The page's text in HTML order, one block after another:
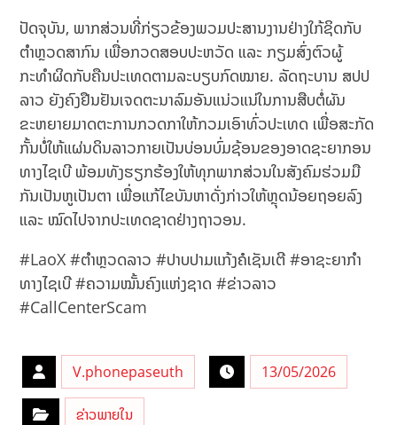
ປັດຈຸບັນ, ພາກສ່ວນທີ່ກ່ຽວຂ້ອງພວມປະສານງານຢ່າງໃກ້ຊິດກັບ
ຕຳຫຼວດສາກົນ ເພື່ອກວດສອບປະຫວັດ ແລະ ກຽມສົ່ງຕົວຜູ້
ກະທຳຜິດກັບຄືນປະເທດຕາມລະບຽບກົດໝາຍ. ລັດຖະບານ ສປປ
ລາວ ຍັງຄົງຢືນຢັນເຈດຕະນາລົມອັນແນ່ວແນ່ໃນການສືບຕໍ່ຜັນ
ຂະຫຍາຍມາດຕະການກວດກາໃຫ້ກວມເອົາທົ່ວປະເທດ ເພື່ອສະກັດ
ກັ້ນບໍ່ໃຫ້ແຜ່ນດິນລາວກາຍເປັນບ່ອນບົ່ມຊ້ອນຂອງອາດຊະຍາກອນ
ທາງໄຊເບີ ພ້ອມທັງຮຽກຮ້ອງໃຫ້ທຸກພາກສ່ວນໃນສັງຄົມຮ່ວມມື
ກັນເປັນຫູເປັນຕາ ເພື່ອແກ້ໄຂບັນຫາດັ່ງກ່າວໃຫ້ຫຼຸດນ້ອຍຖອຍລົງ
ແລະ ໝົດໄປຈາກປະເທດຊາດຢ່າງຖາວອນ.
#LaoX #ຕຳຫຼວດລາວ #ປາບປາມແກ້ງຄໍເຊັນເຕີ #ອາຊະຍາກຳ
ທາງໄຊເບີ #ຄວາມໝັ້ນຄົງແຫ່ງຊາດ #ຂ່າວລາວ
#CallCenterScam
V.phonepaseuth 13/05/2026
ຂ່າວພາຍໃນ